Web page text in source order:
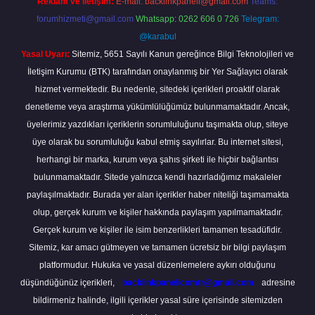
forumhizmeti@gmail.com Whatsapp: 0262 606 0 726 Telegram:
@karabul
Yasal Uyarı: Sitemiz, 5651 Sayılı Kanun gereğince Bilgi Teknolojileri ve
İletişim Kurumu (BTK) tarafından onaylanmış bir Yer Sağlayıcı olarak
hizmet vermektedir. Bu nedenle, sitedeki içerikleri proaktif olarak
denetleme veya araştırma yükümlülüğümüz bulunmamaktadır. Ancak,
üyelerimiz yazdıkları içeriklerin sorumluluğunu taşımakta olup, siteye
üye olarak bu sorumluluğu kabul etmiş sayılırlar. Bu internet sitesi,
herhangi bir marka, kurum veya şahıs şirketi ile hiçbir bağlantısı
bulunmamaktadır. Sitede yalnızca kendi hazırladığımız makaleler
paylaşılmaktadır. Burada yer alan içerikler haber niteliği taşımamakta
olup, gerçek kurum ve kişiler hakkında paylaşım yapılmamaktadır.
Gerçek kurum ve kişiler ile isim benzerlikleri tamamen tesadüfidir.
Sitemiz, kar amacı gütmeyen ve tamamen ücretsiz bir bilgi paylaşım
platformudur. Hukuka ve yasal düzenlemelere aykırı olduğunu
düşündüğünüz içerikleri,
backlinkpanelicomtr@gmail.com
adresine
bildirmeniz halinde, ilgili içerikler yasal süre içerisinde sitemizden